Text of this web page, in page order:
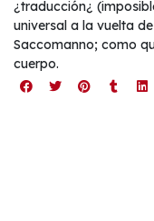
¿traducción¿
universal a la vuelta
Saccomanno; como
cuerpo.